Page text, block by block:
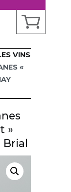
VINS
«
»
Brial